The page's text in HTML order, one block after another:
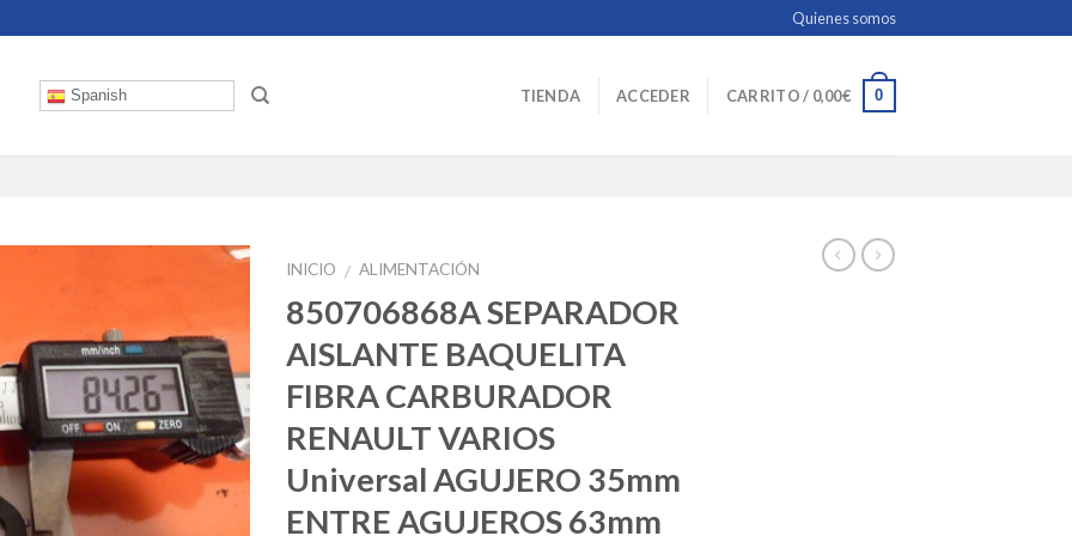
Quienes somos
Spanish TIENDA ACCEDER CARRITO / 0,00€ 0
INICIO / ALIMENTACIÓN
850706868A SEPARADOR
AISLANTE BAQUELITA
FIBRA CARBURADOR
RENAULT VARIOS
Universal AGUJERO 35mm
ENTRE AGUJEROS 63mm